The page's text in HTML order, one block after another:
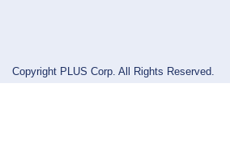
Copyright PLUS Corp. All Rights Reserved.